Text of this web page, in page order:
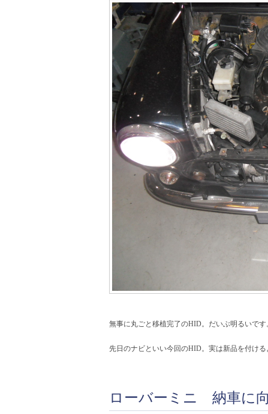
無事に丸ごと移植完了のHID。だいぶ明るいです
先日のナビといい今回のHID。実は新品を付け
ローバーミニ 納車に